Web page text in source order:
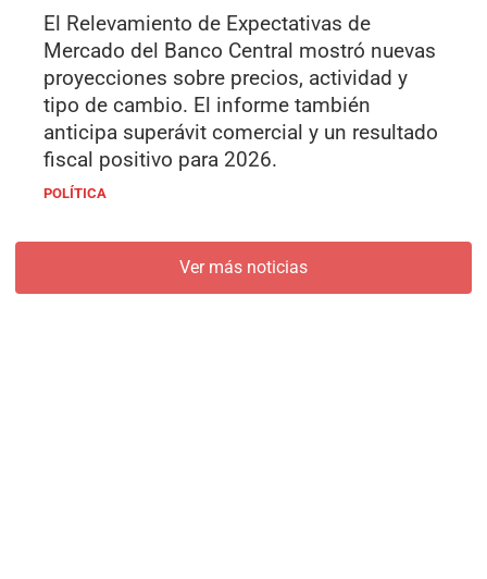
El Relevamiento de Expectativas de
Mercado del Banco Central mostró nuevas
proyecciones sobre precios, actividad y
tipo de cambio. El informe también
anticipa superávit comercial y un resultado
fiscal positivo para 2026.
POLÍTICA
Ver más noticias